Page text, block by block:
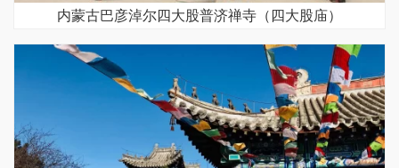
内蒙古巴彦淖尔四大股普济禅寺（四大股庙）